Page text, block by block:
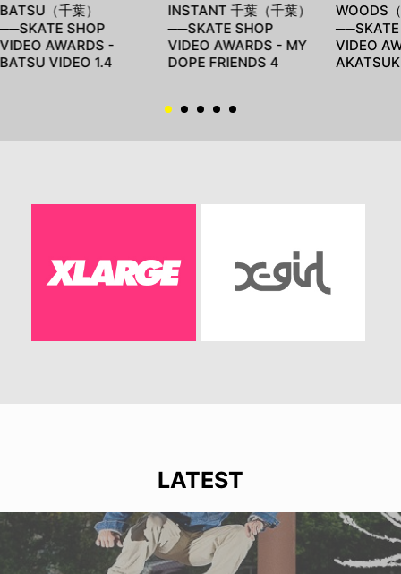
BATSU（千葉）
──SKATE SHOP
VIDEO AWARDS -
BATSU VIDEO 1.4
INSTANT 千葉（千葉）
──SKATE SHOP
VIDEO AWARDS - MY
DOPE FRIENDS 4
WOODS
──SKATE
VIDEO
LATEST